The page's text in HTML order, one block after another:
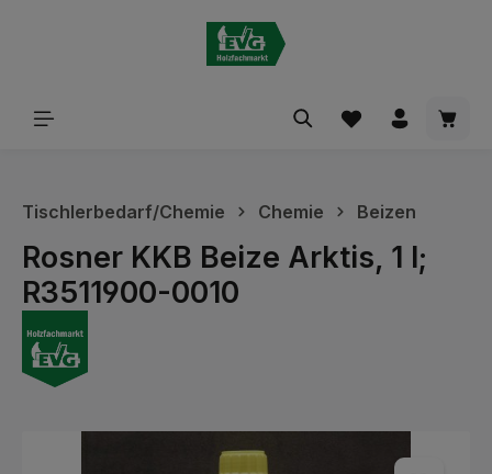
Tischlerbedarf/Chemie Chemie Beizen
Rosner KKB Beize Arktis, 1 l;
R3511900-0010